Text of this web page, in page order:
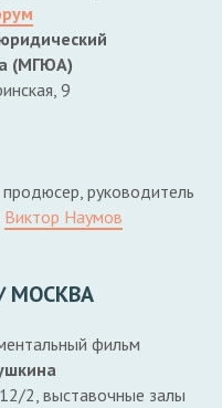
(МГЮА)
9
руководитель
Виктор Наумов
МОСКВА
фильм
2, выставочные залы